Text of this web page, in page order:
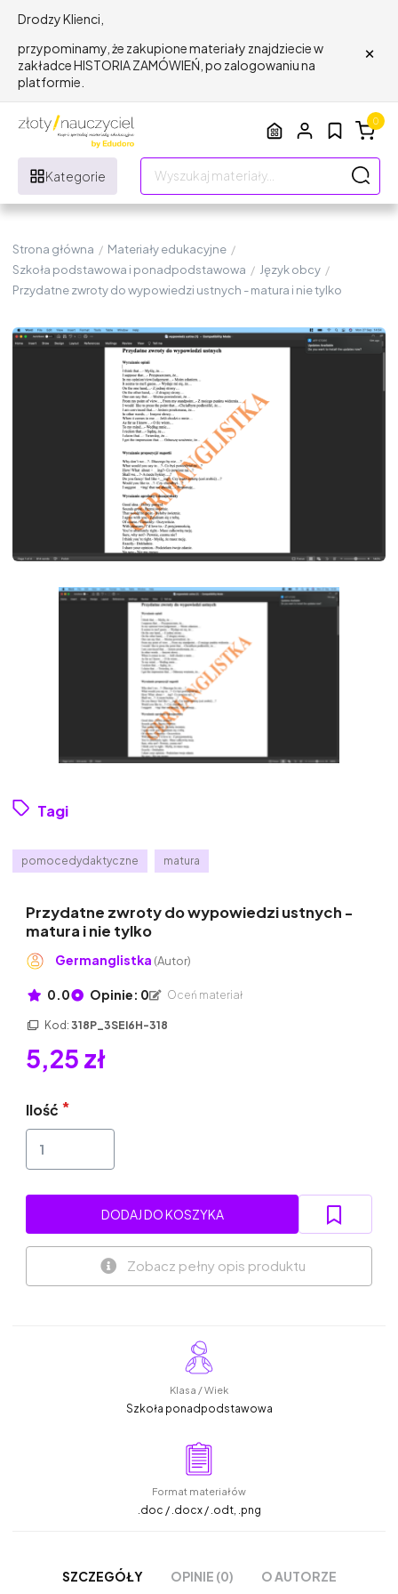
Drodzy Klienci,
przypominamy, że zakupione materiały znajdziecie w
zakładce HISTORIA ZAMÓWIEŃ, po zalogowaniu na
platformie.
×
Kategorie
0
Strona główna / Materiały edukacyjne /
Szkoła podstawowa i ponadpodstawowa / Język obcy /
Przydatne zwroty do wypowiedzi ustnych - matura i nie tylko
Tagi
pomocedydaktyczne matura
Przydatne zwroty do wypowiedzi ustnych -
matura i nie tylko
Germanglistka (Autor)
0.0 Opinie: 0 Oceń materiał
Kod: 318P_3SEI6H-318
5,25 zł
Ilość
DODAJ DO KOSZYKA
Zobacz pełny opis produktu
Klasa / Wiek
Szkoła ponadpodstawowa
Format materiałów
.doc / .docx / .odt, .png
SZCZEGÓŁY OPINIE (0) O AUTORZE